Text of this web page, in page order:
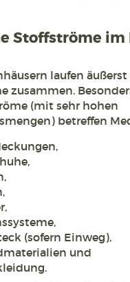
Stoffströme im
laufen
zusammen.
(mit sehr hohen
betreffen
(sofern Einweg),
und